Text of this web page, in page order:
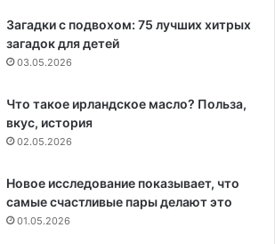
Загадки с подвохом: 75 лучших хитрых
загадок для детей
03.05.2026
Что такое ирландское масло? Польза,
вкус, история
02.05.2026
Новое исследование показывает, что
самые счастливые пары делают это
01.05.2026